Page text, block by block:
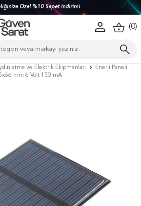
Özel %10 Sepet İndirimi
(0)
ve Elektrik Ekipmanları
Enerji Paneli
mm 6 Volt 150 mA